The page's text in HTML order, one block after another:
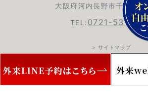
大阪府河内長野市千代田
TEL: 0721-53-
＞ サイトマップ